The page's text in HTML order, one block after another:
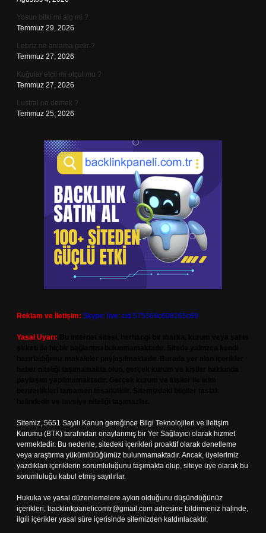
Yosun bitki mi alg mi ?
Temmuz 29, 2026
Lebriz ne anlama gelir ?
Temmuz 27, 2026
Kuğular etçil mi otçul mu ?
Temmuz 27, 2026
Lustral ne demek ?
Temmuz 25, 2026
Reklam ve İletişim: Skype: live:.cid.575569c608265c69
Yasal Uyarı:
Sitemiz, 5651 Sayılı Kanun gereğince Bilgi Teknolojileri ve İletişim
Kurumu (BTK) tarafından onaylanmış bir Yer Sağlayıcı olarak hizmet
vermektedir. Bu nedenle, sitedeki içerikleri proaktif olarak denetleme
veya araştırma yükümlülüğümüz bulunmamaktadır. Ancak, üyelerimiz
yazdıkları içeriklerin sorumluluğunu taşımakta olup, siteye üye olarak bu
sorumluluğu kabul etmiş sayılırlar.
Hukuka ve yasal düzenlemelere aykırı olduğunu düşündüğünüz
içerikleri, backlinkpanelicomtr@gmail.com adresine bildirmeniz halinde,
ilgili içerikler yasal süre içerisinde sitemizden kaldırılacaktır.